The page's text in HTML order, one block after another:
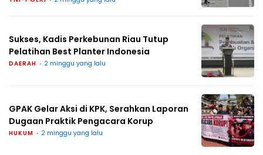
Sukses, Kadis Perkebunan Riau Tutup
Pelatihan Best Planter Indonesia
DAERAH 2 minggu yang lalu
GPAK Gelar Aksi di KPK, Serahkan Laporan
Dugaan Praktik Pengacara Korup
HUKUM 2 minggu yang lalu